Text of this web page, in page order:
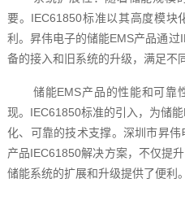
要。IEC61850标准以其高度模块
利。昇伟电子的储能EMS产品通
备的接入和旧系统的升级，满足不
储能EMS产品的性能和可靠
现。IEC61850标准的引入，为储
化、可靠的技术支撑。深圳市昇
产品IEC61850解决方案，不仅提
储能系统的扩展和升级提供了便利。‍